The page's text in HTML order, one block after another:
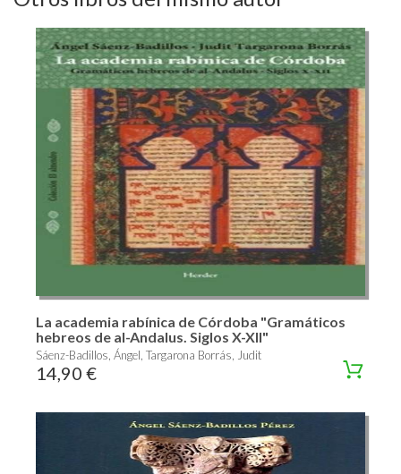
La academia rabínica de Córdoba "Gramáticos
hebreos de al-Andalus. Siglos X-XII"
Sáenz-Badillos, Ángel, Targarona Borrás, Judit
14,90 €